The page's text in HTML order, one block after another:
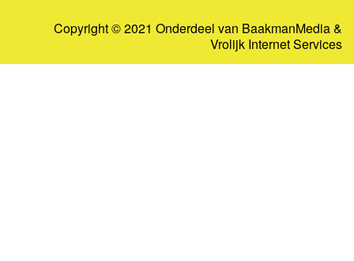
Copyright © 2021 Onderdeel van BaakmanMedia&
Vrolijk Internet Services